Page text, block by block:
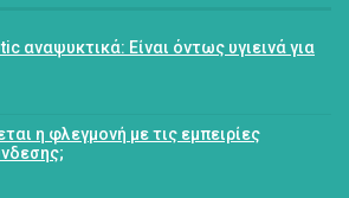
αναψυκτικά: Είναι όντως υγιεινά για
η φλεγμονή με τις εμπειρίες